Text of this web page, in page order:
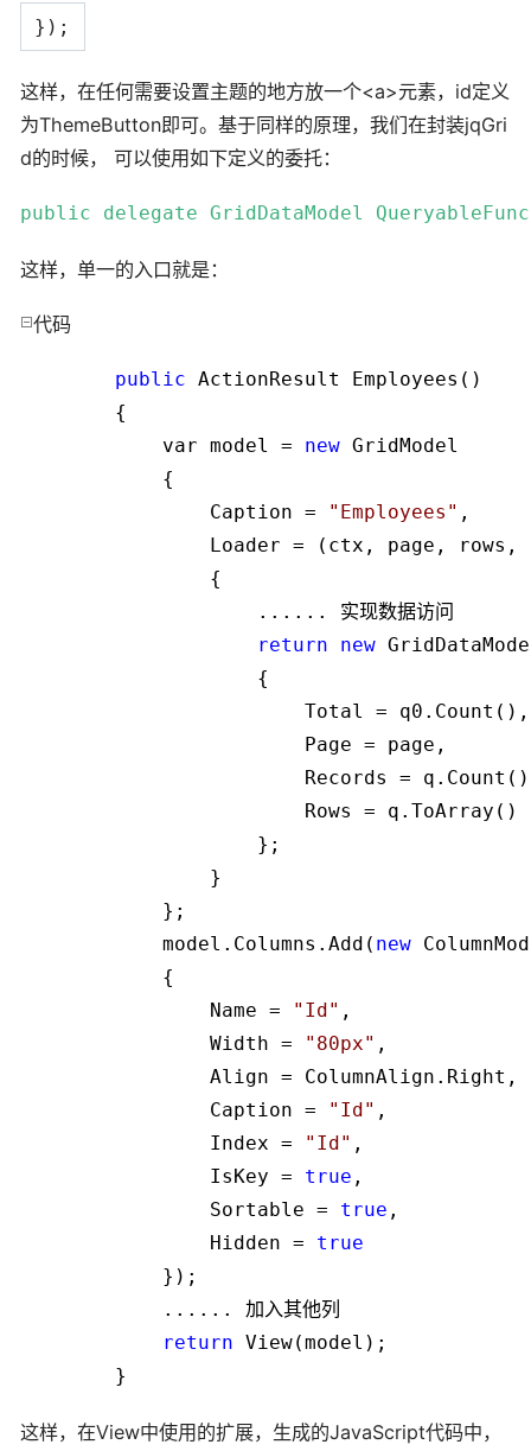
});
这样，在任何需要设置主题的地方放一个<a>元素，id定义
为ThemeButton即可。基于同样的原理，我们在封装jqGri
d的时候， 可以使用如下定义的委托：
public delegate GridDataModel
这样，单一的入口就是：
代码
public ActionResult Employees()
        {
            var model
= new GridModel
            {
                Caption
= " Employees " ,
                Loader
= (ctx, page,
                {
                    ...... 实现数据访问
return
new
                    {
                        Total
= q0.Count(),
                        Page
= page,
                        Records
=
                        Rows
= q.ToArray()
                    };
                }
            };
            model.Columns.Add(
new
            {
                Name
= " Id" ,
                Width
= " 80px" ,
                Align
= ColumnAlign.Right,
                Caption
= " Id" ,
                Index
= " Id" ,
                IsKey
= true ,
                Sortable
= true ,
                Hidden
=
true
            });
            ...... 加入其他列
return View(model);
这样，在View中使用的扩展，生成的JavaScript代码中，